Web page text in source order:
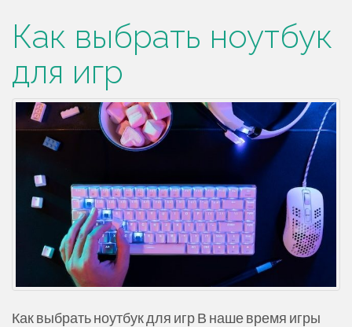
Как выбрать ноутбук
для игр
Как выбрать ноутбук для игр В наше время игры